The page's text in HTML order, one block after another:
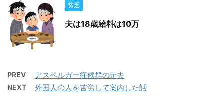
貧乏
夫は18歳給料は10万
PREV アスペルガー症候群の元夫
NEXT 外国人の人を苦労して案内した話